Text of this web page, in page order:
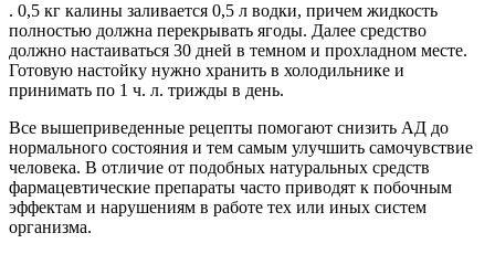
. 0,5 кг калины заливается 0,5 л водки, причем жидкость
полностью должна перекрывать ягоды. Далее средство
должно настаиваться 30 дней в темном и прохладном месте.
Готовую настойку нужно хранить в холодильнике и
принимать по 1 ч. л. трижды в день.
Все вышеприведенные рецепты помогают снизить АД до
нормального состояния и тем самым улучшить самочувствие
человека. В отличие от подобных натуральных средств
фармацевтические препараты часто приводят к побочным
эффектам и нарушениям в работе тех или иных систем
организма.